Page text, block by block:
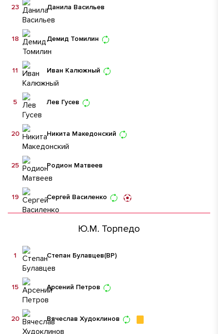
Данила Васильев
23
Демид Томилин
18
Иван Калюжный
11
Лев Гусев
5
Никита Македонский
20
Родион Матвеев
25
Сергей Василенко
19
Ю.М. Торпедо
Степан Булавцев(ВР)
1
Арсений Петров
15
Вячеслав Худоклинов
20